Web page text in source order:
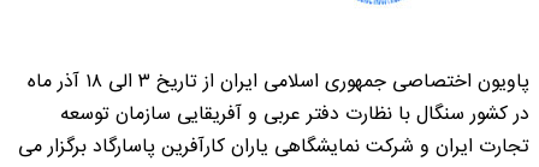
پاویون اختصاصی جمهوری اسلامی ایران از تاریخ ۳ الی ۱۸ آذر ماه
در کشور سنگال با نظارت دفتر عربی و آفریقایی سازمان توسعه
تجارت ایران و شرکت نمایشگاهی یاران کارآفرین پاسارگاد برگزار می